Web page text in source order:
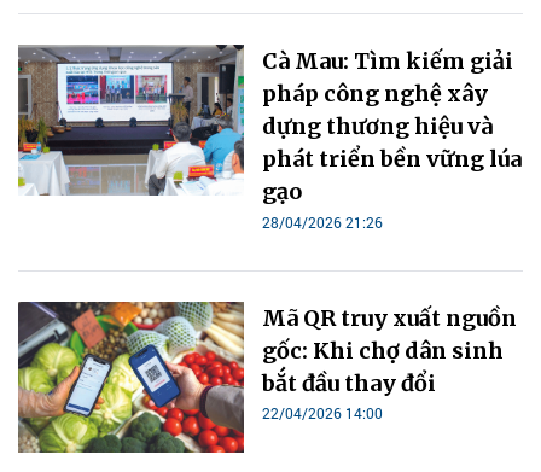
Cà Mau: Tìm kiếm giải
pháp công nghệ xây
dựng thương hiệu và
phát triển bền vững lúa
gạo
28/04/2026 21:26
Mã QR truy xuất nguồn
gốc: Khi chợ dân sinh
bắt đầu thay đổi
22/04/2026 14:00